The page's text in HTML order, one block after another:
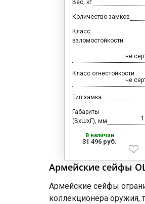
Вес, кг
Количество замков
Класс
взломостойкости
не
Класс огнестойкости
не
Тип замка
Габариты
(ВхШхГ), мм
В наличии
31 496 руб.
Армейские сейфы
Армейские сейфы
коллекционера оружия,